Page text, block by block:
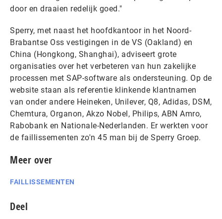
door en draaien redelijk goed."
Sperry, met naast het hoofdkantoor in het Noord-
Brabantse Oss vestigingen in de VS (Oakland) en
China (Hongkong, Shanghai), adviseert grote
organisaties over het verbeteren van hun zakelijke
processen met SAP-software als ondersteuning. Op de
website staan als referentie klinkende klantnamen
van onder andere Heineken, Unilever, Q8, Adidas, DSM,
Chemtura, Organon, Akzo Nobel, Philips, ABN Amro,
Rabobank en Nationale-Nederlanden. Er werkten voor
de faillissementen zo'n 45 man bij de Sperry Groep.
Meer over
FAILLISSEMENTEN
Deel